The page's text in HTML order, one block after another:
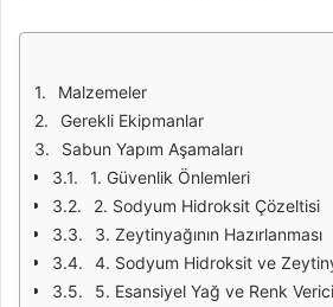
Malzemeler
Gerekli Ekipmanlar
Sabun Yapım Aşamaları
1. Güvenlik Önlemleri
2. Sodyum Hidroksit Çözeltisi
3. Zeytinyağının Hazırlanması
4. Sodyum Hidroksit ve
5. Esansiyel Yağ ve Renk